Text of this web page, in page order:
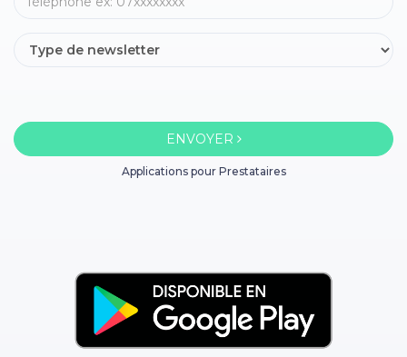
ENVOYER
Applications pour Prestataires